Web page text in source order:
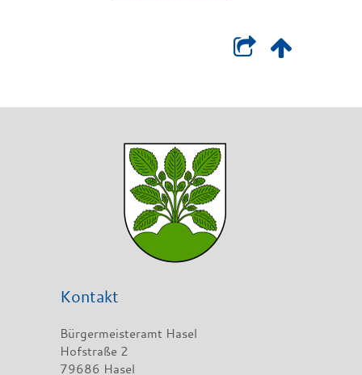
Kontakt
Bürgermeisteramt Hasel
Hofstraße 2
79686 Hasel